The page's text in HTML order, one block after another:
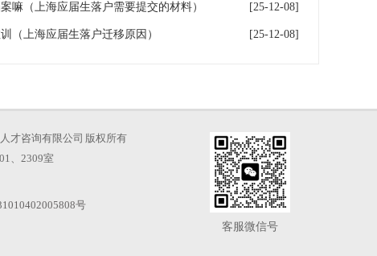
嘛（上海应届生落户需要提交的材料） [25-12-08]
（上海应届生落户迁移原因） [25-12-08]
才咨询有限公司 版权所有
、2309室
号
客服微信号